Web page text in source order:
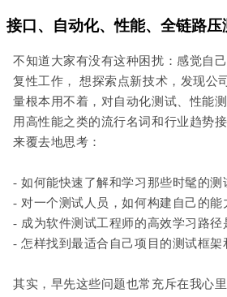
接口、自动化、性能、全链路压
不知道大家有没有这种困扰：感觉自
复性工作，
想探索点新技术，发现公
量根本用不着，对自动化测试、性能
用高性能之类的流行名词和行业趋势
来覆去地思考：
- 如何能快速了解和学习那些时髦的测
- 对一个测试人员，如何构建自己的能
- 成为软件测试工程师的高效学习路径
- 怎样找到最适合自己项目的测试框架
其实，早先这些问题也常充斥在我心